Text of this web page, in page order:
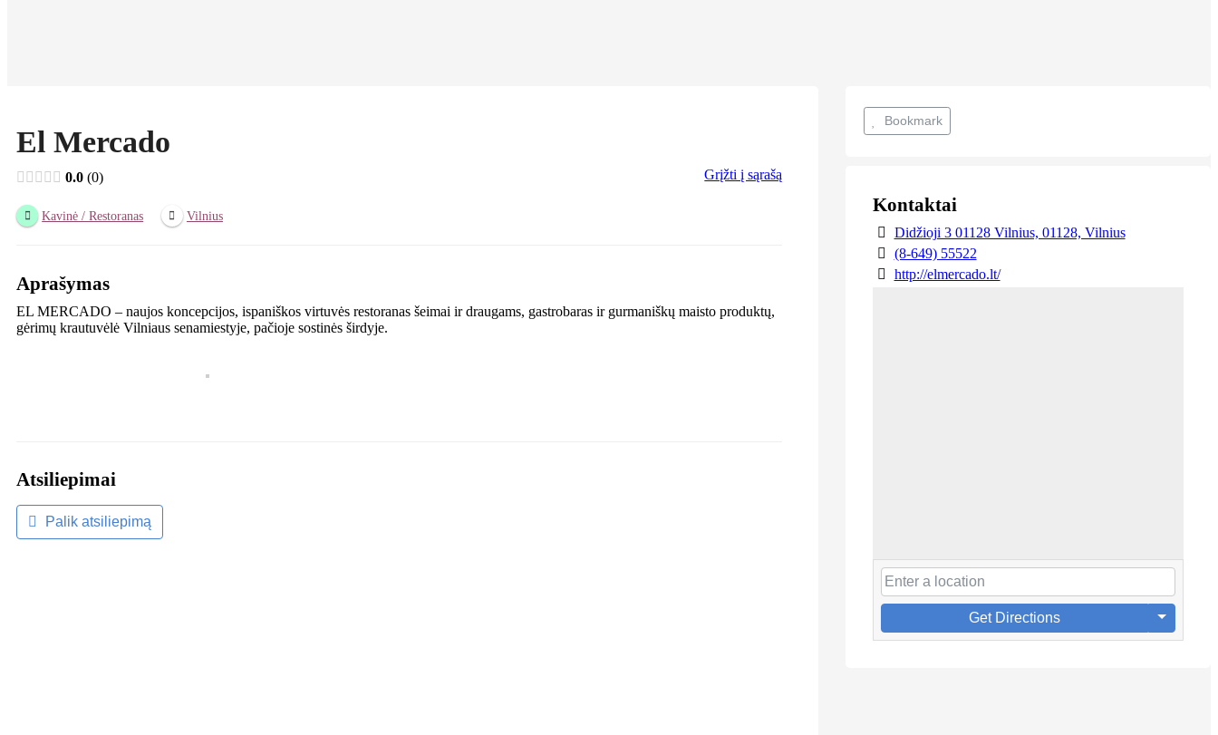
El Mercado
0.0 0 Grįžti į sąrašą
Kavinė / Restoranas Vilnius
Aprašymas
EL MERCADO – naujos koncepcijos, ispaniškos virtuvės restoranas šeimai ir draugams, gastrobaras ir gurmaniškų maisto produktų,
gėrimų krautuvėlė Vilniaus senamiestyje, pačioje sostinės širdyje.
Atsiliepimai
Palik atsiliepimą
Bookmark
Kontaktai
Didžioji 3 01128 Vilnius, 01128, Vilnius
(8-649) 55522
http://elmercado.lt/
Get Directions